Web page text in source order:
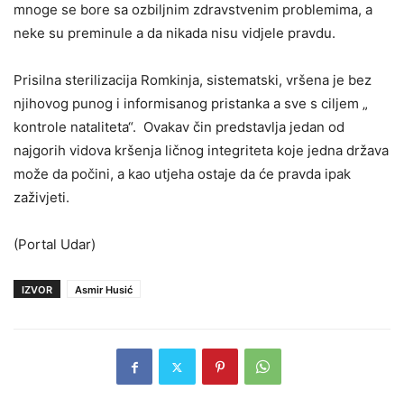
mnoge se bore sa ozbiljnim zdravstvenim problemima, a
neke su preminule a da nikada nisu vidjele pravdu.
Prisilna sterilizacija Romkinja, sistematski, vršena je bez
njihovog punog i informisanog pristanka a sve s ciljem „
kontrole nataliteta“. Ovakav čin predstavlja jedan od
najgorih vidova kršenja ličnog integriteta koje jedna država
može da počini, a kao utjeha ostaje da će pravda ipak
zaživjeti.
(Portal Udar)
IZVOR Asmir Husić